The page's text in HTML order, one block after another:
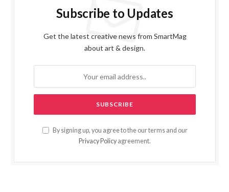
Subscribe to Updates
Get the latest creative news from SmartMag
about art & design.
By signing up, you agree to the our terms and our
Privacy Policy agreement.